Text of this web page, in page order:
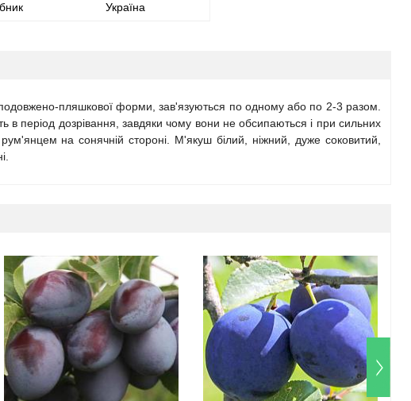
Україна
пляшкової форми, зав'язуються по одному або по 2-3 разом.
в період дозрівання, завдяки чому вони не обсипаються і при сильних
на сонячній стороні. М'якуш білий, ніжний, дуже соковитий,